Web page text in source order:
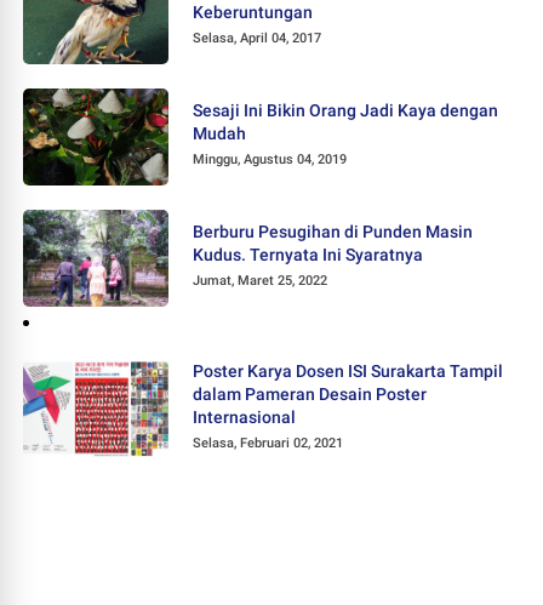
Keberuntungan
Selasa, April 04, 2017
Sesaji Ini Bikin Orang Jadi Kaya dengan
Mudah
Minggu, Agustus 04, 2019
Berburu Pesugihan di Punden Masin
Kudus. Ternyata Ini Syaratnya
Jumat, Maret 25, 2022
Poster Karya Dosen ISI Surakarta Tampil
dalam Pameran Desain Poster
Internasional
Selasa, Februari 02, 2021